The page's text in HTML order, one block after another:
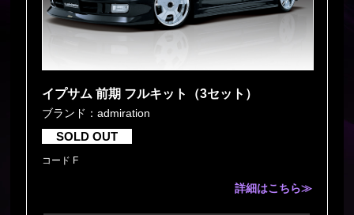
イプサム 前期 フルキット（3セット）
ブランド：admiration
SOLD OUT
コード F
詳細はこちら≫